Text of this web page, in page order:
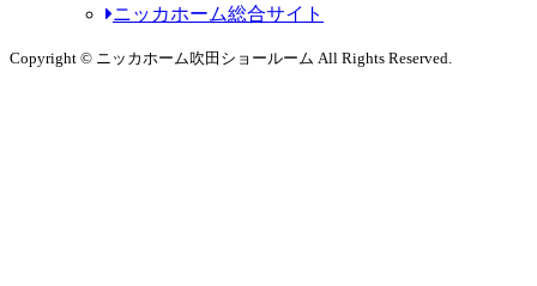
ニッカホーム総合サイト
Copyright © ニッカホーム吹田ショールーム All Rights Reserved.